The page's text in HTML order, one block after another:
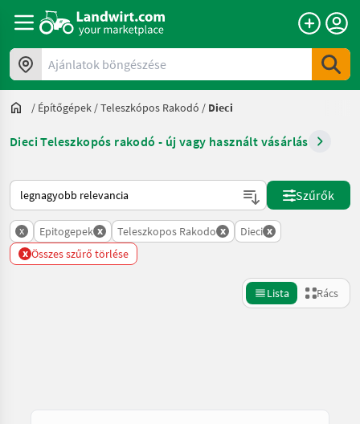
Ajánlatok böngészése
/ Építőgépek /Teleszkópos Rakodó / Dieci
Dieci Teleszkopós rakodó - új vagy használt vásárlás
Így van sorba rendezve a Landwirt.com-on
Szűrők
x Epitogepek x Teleszkopos Rakodo x Dieci x
x Összes szűrő törlése
Lista Rács